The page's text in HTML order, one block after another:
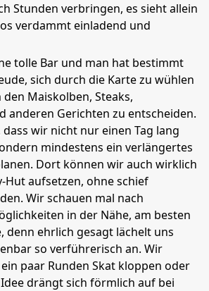
Stunden verbringen, es sieht allein
verdammt einladend und
tolle Bar und man hat bestimmt
sich durch die Karte zu wühlen
Maiskolben, Steaks,
anderen Gerichten zu entscheiden.
wir nicht nur einen Tag lang
mindestens ein verlängertes
Dort können wir auch wirklich
Hut aufsetzen, ohne schief
Wir schauen mal nach
in der Nähe, am besten
denn ehrlich gesagt lächelt uns
so verführerisch an. Wir
paar Runden Skat kloppen oder
Idee drängt sich förmlich auf bei